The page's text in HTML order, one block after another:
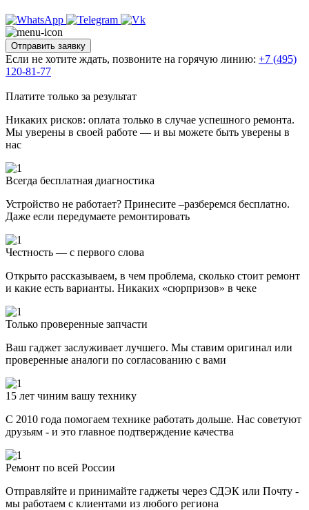
Отправить заявку
Если не хотите ждать, позвоните на горячую линию: +7 (495)
120-81-77
Платите только за результат
Никаких рисков: оплата только в случае успешного ремонта.
Мы уверены в своей работе — и вы можете быть уверены в
нас
Всегда бесплатная диагностика
Устройство не работает? Принесите –разберемся бесплатно.
Даже если передумаете ремонтировать
Честность — с первого слова
Открыто рассказываем, в чем проблема, сколько стоит ремонт
и какие есть варианты. Никаких «сюрпризов» в чеке
Только проверенные запчасти
Ваш гаджет заслуживает лучшего. Мы ставим оригинал или
проверенные аналоги по согласованию с вами
15 лет чиним вашу технику
С 2010 года помогаем технике работать дольше. Нас советуют
друзьям - и это главное подтверждение качества
Ремонт по всей России
Отправляйте и принимайте гаджеты через СДЭК или Почту -
мы работаем с клиентами из любого региона